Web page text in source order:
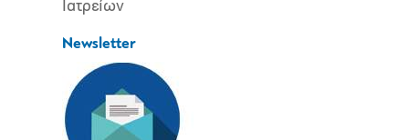
Ιατρείων
Newsletter